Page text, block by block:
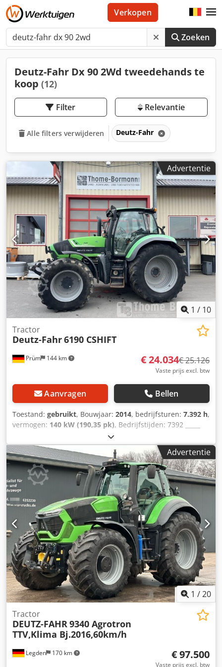
Zoeken
Verkopen
Deutz-Fahr Dx 90 2Wd tweedehands te
koop (12)
Filter Relevantie
Alle filters verwijderen Deutz-Fahr
Advertentie
1 / 10
Prüm 144 km
Tractor
Deutz-Fahr6190 CSHIFT
€ 24.034€ 25.126
Vaste prijs excl. btw
Aanvragen Bellen
Toestand: gebruikt, Bouwjaar: 2014, bedrijfsturen: 7.392 h,
vermogen: 140 kW (190,35 pk), Bedrijfstijden: 7392 _____
Bouwjaar 2014 Bedrijfstijden: 7932
Versnellingsbakreparatie ongeveer 2 jaar geleden
uitgevoerd door een erkende Deutz-werkplaats Motor
perst olie naar de motorontluchting en de peilstok Motor:
TCD 6.1 Tier 4i 6 cilinders, 6.057 cc Nominaal vermogen:
135 kW / 184 pk Dcedpfx Agszdmugoysk Tankinhoud: 280 l,
AdBlue: 35 l Versnellingsbak: ZF-Powershift versnellingsbak
32/32, 50 km/u Elektrohydraulische omkeerschakeling
Aftakas: 540/540E/1000/1000E Voorste aftakas Hydrauliek:
CC LC 120 l/min 5 dubbelwerkende ventielen, elektrisch
Voorste hefinrichting 1 DW Assen: Banden: VF 600/60 R 30
& VF 710/60 R 42 Voorste spatborden Bestuurderscabine
Bedieningsarmleuning met joystick Hoekpostdisplay
digitaal Luchtgeveerde stoel Airconditioning Elektrisch
systeem Rondomlopende verlichting Werkverlichting Prijs:
24.033,61 euro (netto) 28.600,00 incl. btw Locatie: null
Advertentie
1 /20
Legden 170 km
Tractor
DEUTZ-FAHR 9340 Agrotron
TTV,Klima Bj.2016,60km/h
€ 97.500
Vaste prijs excl. btw